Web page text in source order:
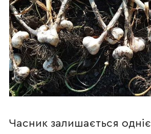
Часник залишається